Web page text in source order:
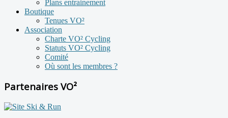
Plans entrainement
Boutique
Tenues VO²
Association
Charte VO² Cycling
Statuts VO² Cycling
Comité
Où sont les membres ?
Partenaires VO²